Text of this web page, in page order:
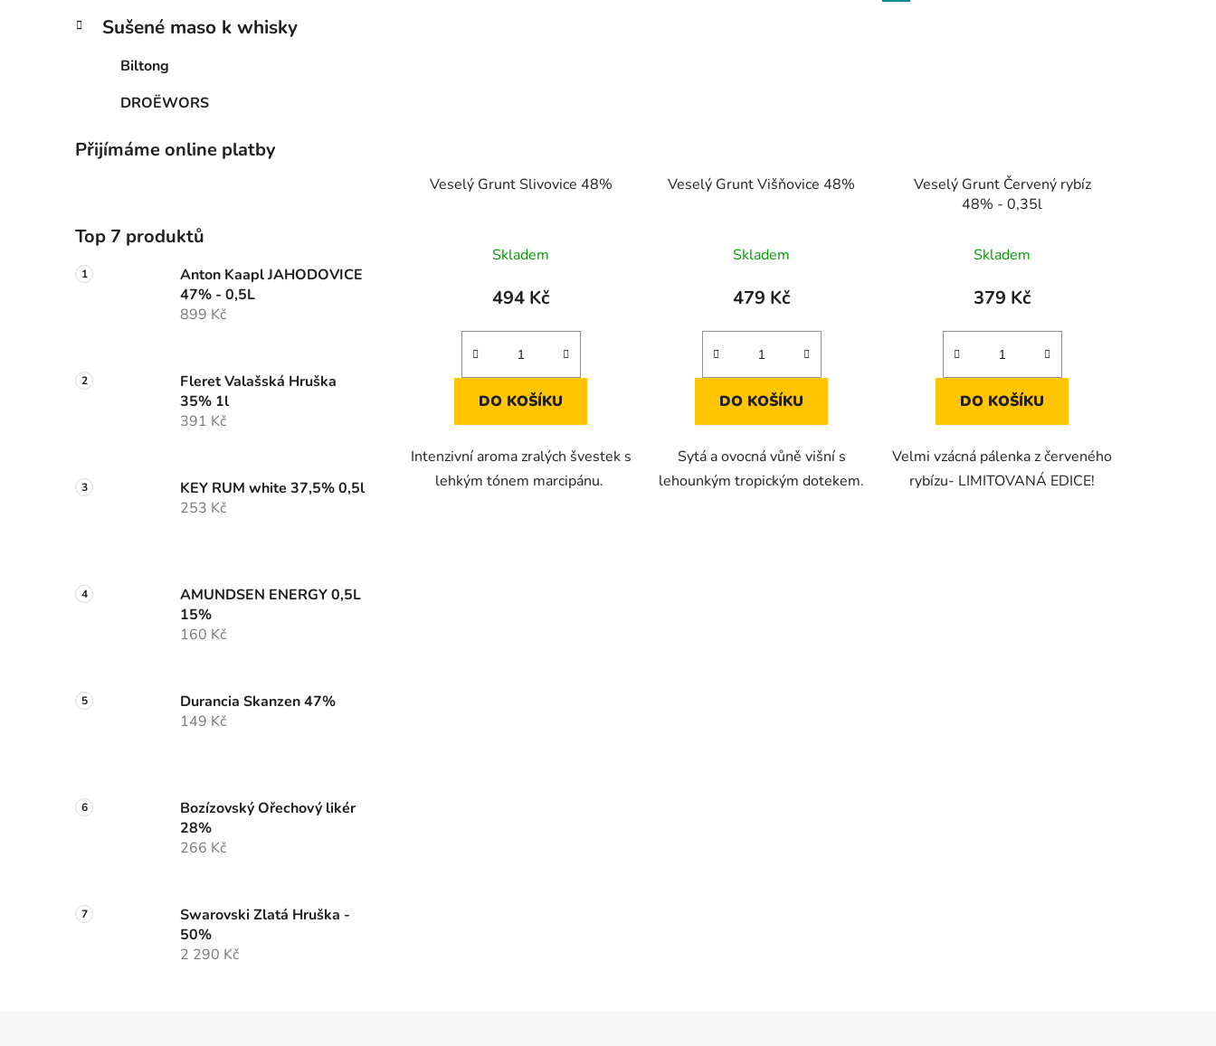
Sušené maso k whisky
Biltong
DROËWORS
Přijímáme online platby
Top 7 produktů
Anton Kaapl JAHODOVICE
47% - 0,5L
899 Kč
Fleret Valašská Hruška
35% 1l
391 Kč
KEY RUM white 37,5% 0,5l
253 Kč
AMUNDSEN ENERGY 0,5L
15%
160 Kč
Durancia Skanzen 47%
149 Kč
Bozízovský Ořechový likér
28%
266 Kč
Swarovski Zlatá Hruška -
50%
2 290 Kč
Veselý Grunt Slivovice 48%
Skladem
494 Kč
DO KOŠÍKU
Intenzivní aroma zralých švestek s
lehkým tónem marcipánu.
Veselý Grunt Višňovice 48%
Skladem
479 Kč
DO KOŠÍKU
Sytá a ovocná vůně višní s
lehounkým tropickým dotekem.
Veselý Grunt Červený rybíz
48% - 0,35l
Skladem
379 Kč
DO KOŠÍKU
Velmi vzácná pálenka z červeného
rybízu- LIMITOVANÁ EDICE!